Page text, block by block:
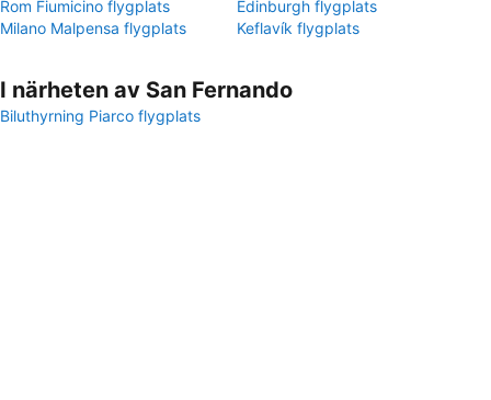
Rom Fiumicino flygplats
Edinburgh flygplats
Milano Malpensa flygplats
Keflavík flygplats
I närheten av San Fernando
Biluthyrning Piarco flygplats